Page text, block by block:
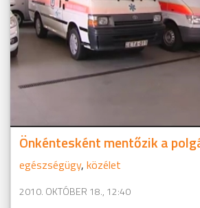
Önkéntesként mentőzik a
egészségügy, közélet
2010. OKTÓBER 18., 12:40